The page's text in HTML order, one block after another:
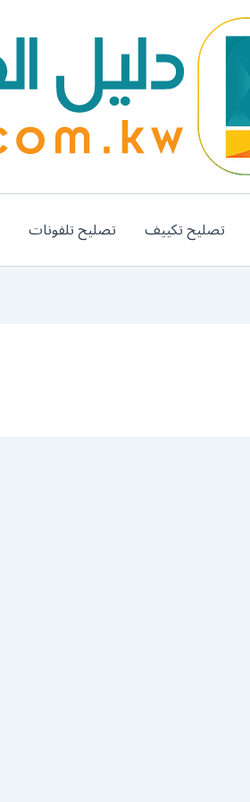
تصليح تكييف تصليح تلفونات